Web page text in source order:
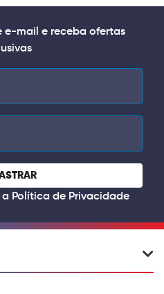
e-mail e receba ofertas
a Política de Privacidade